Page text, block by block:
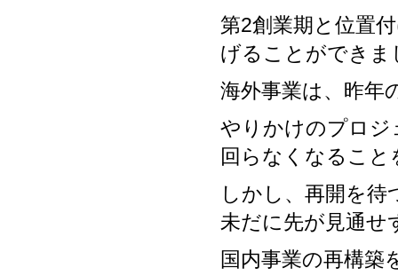
第2創業期と位置
げることができま
海外事業は、昨年
やりかけのプロジ
回らなくなるこ
しかし、再開を
未だに先が見通せ
国内事業の再構築